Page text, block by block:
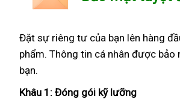
Đặt sự riêng tư của bạn lên hàng
phẩm. Thông tin cá nhân được
bạn.
Khâu 1: Đóng gói kỹ lưỡng